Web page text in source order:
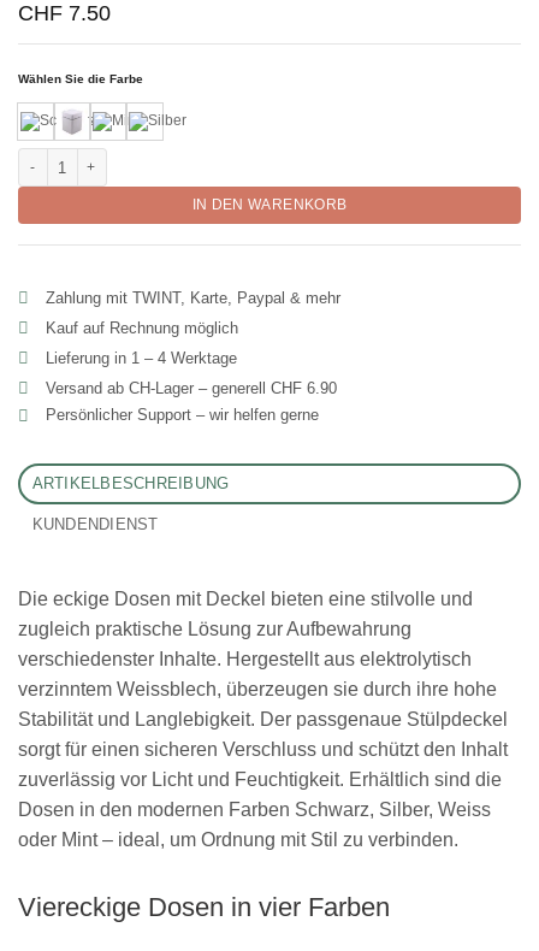
CHF 7.50
Wählen Sie die Farbe
IN DEN WARENKORB
Zahlung mit TWINT, Karte, Paypal & mehr
Kauf auf Rechnung möglich
Lieferung in 1 – 4 Werktage
Versand ab CH‑Lager – generell CHF 6.90
Persönlicher Support – wir helfen gerne
ARTIKELBESCHREIBUNG
KUNDENDIENST
Die eckige Dosen mit Deckel bieten eine stilvolle und
zugleich praktische Lösung zur Aufbewahrung
verschiedenster Inhalte. Hergestellt aus elektrolytisch
verzinntem Weissblech, überzeugen sie durch ihre hohe
Stabilität und Langlebigkeit. Der passgenaue Stülpdeckel
sorgt für einen sicheren Verschluss und schützt den Inhalt
zuverlässig vor Licht und Feuchtigkeit. Erhältlich sind die
Dosen in den modernen Farben Schwarz, Silber, Weiss
oder Mint – ideal, um Ordnung mit Stil zu verbinden.
Viereckige Dosen in vier Farben